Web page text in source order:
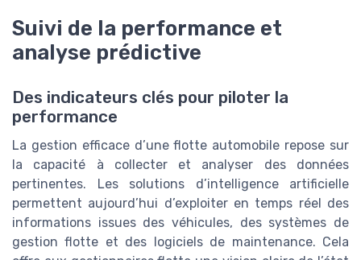
Suivi de la performance et
analyse prédictive
Des indicateurs clés pour piloter la
performance
La gestion efficace d’une flotte automobile repose sur
la capacité à collecter et analyser des données
pertinentes. Les solutions d’intelligence artificielle
permettent aujourd’hui d’exploiter en temps réel des
informations issues des véhicules, des systèmes de
gestion flotte et des logiciels de maintenance. Cela